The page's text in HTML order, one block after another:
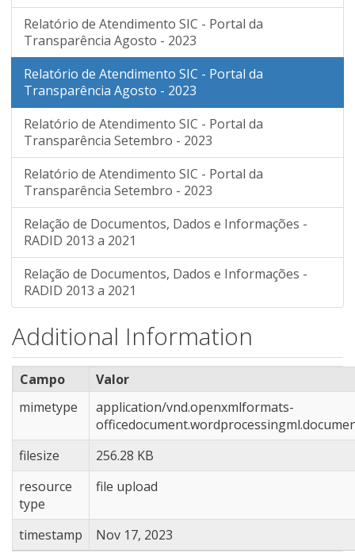
Relatório de Atendimento SIC - Portal da
Transparência Agosto - 2023
Relatório de Atendimento SIC - Portal da
Transparência Agosto - 2023
Relatório de Atendimento SIC - Portal da
Transparência Setembro - 2023
Relatório de Atendimento SIC - Portal da
Transparência Setembro - 2023
Relação de Documentos, Dados e Informações -
RADID 2013 a 2021
Relação de Documentos, Dados e Informações -
RADID 2013 a 2021
Additional Information
Campo
Valor
mimetype
application/vnd.openxmlformats-
filesize
256.28 KB
resource
type
file upload
timestamp Nov 17, 2023